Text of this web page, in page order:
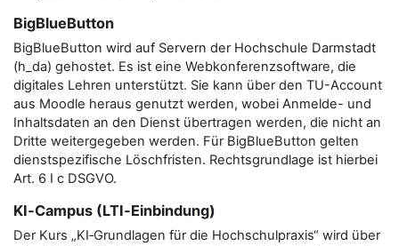
BigBlueButton
BigBlueButton wird auf Servern der Hochschule Darmstadt
(h_da) gehostet. Es ist eine Webkonferenzsoftware, die
digitales Lehren unterstützt. Sie kann über den TU-Account
aus Moodle heraus genutzt werden, wobei Anmelde- und
Inhaltsdaten an den Dienst übertragen werden, die nicht an
Dritte weitergegeben werden. Für BigBlueButton gelten
dienstspezifische Löschfristen. Rechtsgrundlage ist hierbei
Art. 6 I c DSGVO.
KI‑Campus (LTI‑Einbindung)
Der Kurs „KI‑Grundlagen für die Hochschulpraxis“ wird über